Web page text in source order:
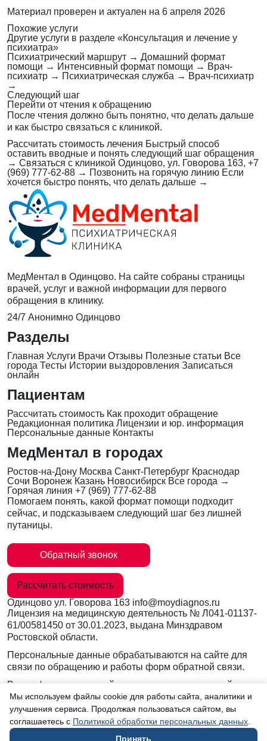
Материал проверен и актуален на 6 апреля 2026
Похожие услуги
Другие услуги в разделе «Консультация и лечение у
психиатра»
Психиатрический маршрут → Домашний формат
помощи → Интенсивный формат помощи → Врач-
психиатр → Психиатрическая служба → Врач-психиатр
→
Следующий шаг
Перейти от чтения к обращению
После чтения должно быть понятно, что делать дальше
и как быстро связаться с клиникой.
Рассчитать стоимость лечения Быстрый способ
оставить вводные и понять следующий шаг обращения
→ Связаться с клиникой Одинцово, ул. Говорова 163, +7
(969) 777-62-88 → Позвонить на горячую линию Если
хочется быстро понять, что делать дальше →
МедМентал в Одинцово. На сайте собраны страницы
врачей, услуг и важной информации для первого
обращения в клинику.
24/7 Анонимно Одинцово
Разделы
Главная Услуги Врачи Отзывы Полезные статьи Все
города Тесты Истории выздоровления Записаться
онлайн
Пациентам
Рассчитать стоимость Как проходит обращение
Редакционная политика Лицензии и юр. информация
Персональные данные Контакты
МедМентал в городах
Ростов-на-Дону Москва Санкт-Петербург Краснодар
Сочи Воронеж Казань Новосибирск Все города →
Горячая линия +7 (969) 777-62-88
Помогаем понять, какой формат помощи подходит
сейчас, и подсказываем следующий шаг без лишней
путаницы.
Обратный звонок
Рассчитать стоимость
Одинцово ул. Говорова 163 info@moydiagnos.ru
Лицензия на медицинскую деятельность № Л041-01137-
61/00581450 от 30.01.2023, выдана Минздравом
Ростовской области.
Персональные данные обрабатываются на сайте для
связи по обращению и работы форм обратной связи.
Вся информация на сайте носит ознакомительный
характер и не заменяет очную консультацию врача.
Консультации по телефону и в мессенджерах не
являются медицинской услугой.
Мы используем файлы cookie для работы сайта, аналитики и
улучшения сервиса. Продолжая пользоваться сайтом, вы
соглашаетесь с Политикой обработки персональных данных
Принять